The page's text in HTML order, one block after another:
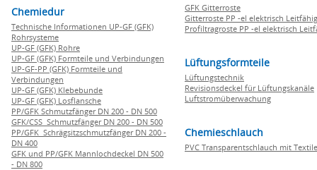
Chemiedur
Technische Informationen UP-GF (GFK)
Rohrsysteme
UP-GF (GFK) Rohre
UP-GF (GFK) Formteile und Verbindungen
UP-GF-PP (GFK) Formteile und
Verbindungen
UP-GF (GFK) Klebebunde
UP-GF (GFK) Losflansche
PP/GFK Schmutzfänger DN 200 - DN 500
GFK/CSS Schmutzfänger DN 200 - DN 500
PP/GFK Schrägsitzschmutzfänger DN 200 -
DN 400
GFK und PP/GFK Mannlochdeckel DN 500
- DN 800
GFK Gitterroste
Gitterroste PP -el elektrisch Leitfähig
Profiltragroste PP -el elektrisch
Lüftungsformteile
Lüftungstechnik
Revisionsdeckel für Lüftungskanäle
Luftstromüberwachung
Chemieschlauch
PVC Transparentschlauch mit